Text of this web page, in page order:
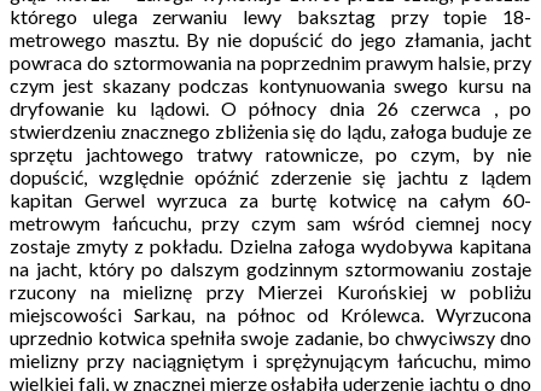
którego ulega zerwaniu lewy baksztag przy topie 18-
metrowego masztu. By nie dopuścić do jego złamania, jacht
powraca do sztormowania na poprzednim prawym halsie, przy
czym jest skazany podczas kontynuowania swego kursu na
dryfowanie ku lądowi. O północy dnia 26 czerwca , po
stwierdzeniu znacznego zbliżenia się do lądu, załoga buduje ze
sprzętu jachtowego tratwy ratownicze, po czym, by nie
dopuścić, względnie opóźnić zderzenie się jachtu z lądem
kapitan Gerwel wyrzuca za burtę kotwicę na całym 60-
metrowym łańcuchu, przy czym sam wśród ciemnej nocy
zostaje zmyty z pokładu. Dzielna załoga wydobywa kapitana
na jacht, który po dalszym godzinnym sztormowaniu zostaje
rzucony na mieliznę przy Mierzei Kurońskiej w pobliżu
miejscowości Sarkau, na północ od Królewca. Wyrzucona
uprzednio kotwica spełniła swoje zadanie, bo chwyciwszy dno
mielizny przy naciągniętym i sprężynującym łańcuchu, mimo
wielkiej fali, w znacznej mierze osłabiła uderzenie jachtu o dno